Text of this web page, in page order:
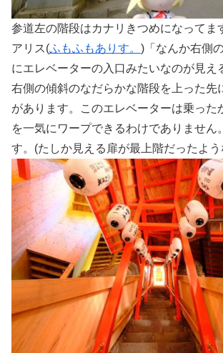
参道左の階段はカナリきつめになってま
アリス(ふもふもありす。 )「なんか右側
にエレベーターの入口みたいなのが見え
右側の傾斜のなだらかな階段を上った先
があります。このエレベーターは乗った
を一気にワープできるわけでありません
す。(たしか見える扉が最上階だったよう